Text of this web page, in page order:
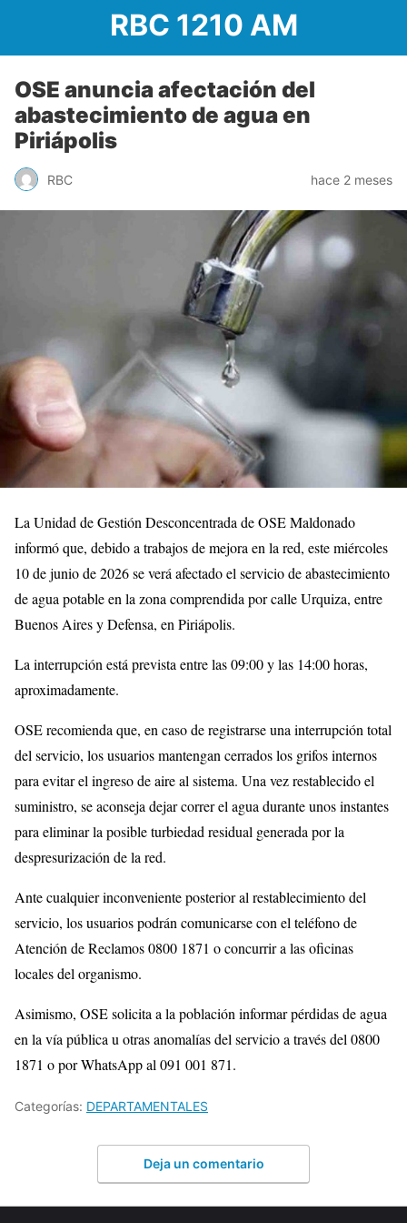
RBC 1210 AM
OSE anuncia afectación del
abastecimiento de agua en
Piriápolis
RBC hace 2 meses
La Unidad de Gestión Desconcentrada de OSE Maldonado
informó que, debido a trabajos de mejora en la red, este miércoles
10 de junio de 2026 se verá afectado el servicio de abastecimiento
de agua potable en la zona comprendida por calle Urquiza, entre
Buenos Aires y Defensa, en Piriápolis.
La interrupción está prevista entre las 09:00 y las 14:00 horas,
aproximadamente.
OSE recomienda que, en caso de registrarse una interrupción total
del servicio, los usuarios mantengan cerrados los grifos internos
para evitar el ingreso de aire al sistema. Una vez restablecido el
suministro, se aconseja dejar correr el agua durante unos instantes
para eliminar la posible turbiedad residual generada por la
despresurización de la red.
Ante cualquier inconveniente posterior al restablecimiento del
servicio, los usuarios podrán comunicarse con el teléfono de
Atención de Reclamos 0800 1871 o concurrir a las oficinas
locales del organismo.
Asimismo, OSE solicita a la población informar pérdidas de agua
en la vía pública u otras anomalías del servicio a través del 0800
1871 o por WhatsApp al 091 001 871.
Categorías: DEPARTAMENTALES
Deja un comentario